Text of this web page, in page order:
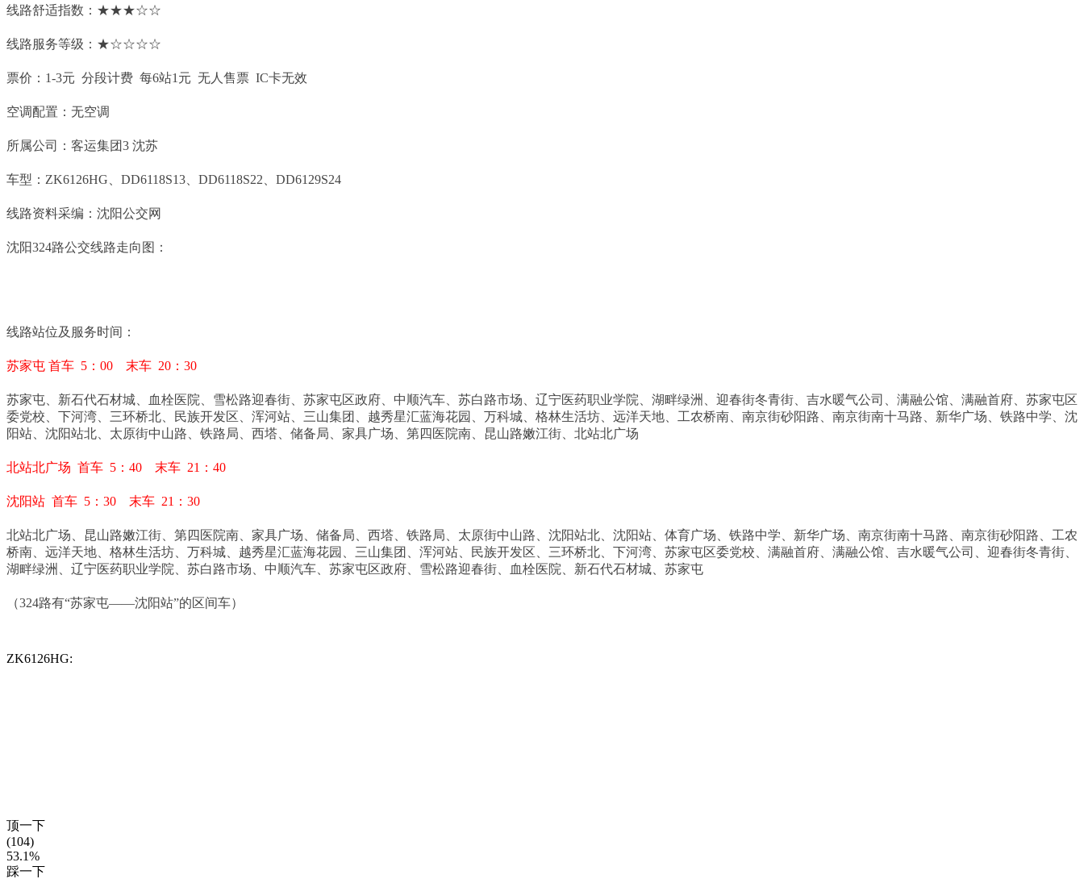
线路舒适指数：★★★☆☆
线路服务等级：★☆☆☆☆
票价：1-3元 分段计费 每6站1元 无人售票 IC卡无效
空调配置：无空调
所属公司：客运集团3 沈苏
车型：ZK6126HG、DD6118S13、DD6118S22、DD6129S24
线路资料采编：沈阳公交网
沈阳324路公交线路走向图：
线路站位及服务时间：
苏家屯 首车 5：00 末车 20：30
苏家屯、新石代石材城、血栓医院、雪松路迎春街、苏家屯区政府、中顺汽车、苏白路市场、辽宁医药职业学院、湖畔绿洲、迎春街冬青街、吉水暖气公司、满融公馆、满融首府、苏家屯区
委党校、下河湾、三环桥北、民族开发区、浑河站、三山集团、越秀星汇蓝海花园、万科城、格林生活坊、远洋天地、工农桥南、南京街砂阳路、南京街南十马路、新华广场、铁路中学、沈
阳站、沈阳站北、太原街中山路、铁路局、西塔、储备局、家具广场、第四医院南、昆山路嫩江街、北站北广场
北站北广场 首车 5：40 末车 21：40
沈阳站 首车 5：30 末车 21：30
北站北广场、昆山路嫩江街、第四医院南、家具广场、储备局、西塔、铁路局、太原街中山路、沈阳站北、沈阳站、体育广场、铁路中学、新华广场、南京街南十马路、南京街砂阳路、工农
桥南、远洋天地、格林生活坊、万科城、越秀星汇蓝海花园、三山集团、浑河站、民族开发区、三环桥北、下河湾、苏家屯区委党校、满融首府、满融公馆、吉水暖气公司、迎春街冬青街、
湖畔绿洲、辽宁医药职业学院、苏白路市场、中顺汽车、苏家屯区政府、雪松路迎春街、血栓医院、新石代石材城、苏家屯
（324路有“苏家屯——沈阳站”的区间车）
ZK6126HG:
顶一下
(104)
53.1%
踩一下